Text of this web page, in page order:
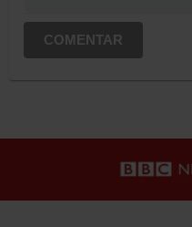
COMENTAR